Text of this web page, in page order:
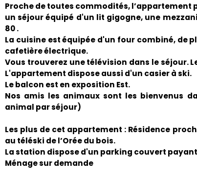
Proche de toutes commodités,
un séjour équipé d'un lit gigogne, une
80 .
La cuisine est équipée d'un four combiné, de
cafetière électrique.
Vous trouverez une télévision dans le séjour.
L'appartement dispose aussi d'un casier à ski.
Le balcon est en exposition Est.
Nos amis les animaux sont les bienvenus
animal par séjour)
Les plus de cet appartement : Résidence
au téléski de l’Orée du bois.
La station dispose d'un parking couvert
Ménage sur demande